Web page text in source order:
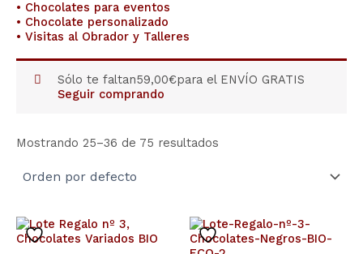
• Chocolates para eventos
• Chocolate personalizado
• Visitas al Obrador y Talleres
Sólo te faltan59,00€para el ENVÍO GRATIS
Seguir comprando
Mostrando 25–36 de 75 resultados